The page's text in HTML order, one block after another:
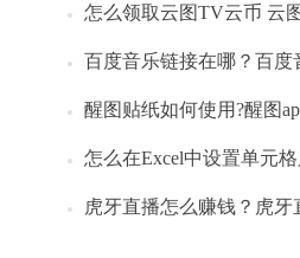
怎么领取云图TV云币 云
百度音乐链接在哪？百度音
醒图贴纸如何使用?醒图
怎么在Excel中设置单元
虎牙直播怎么赚钱？虎牙